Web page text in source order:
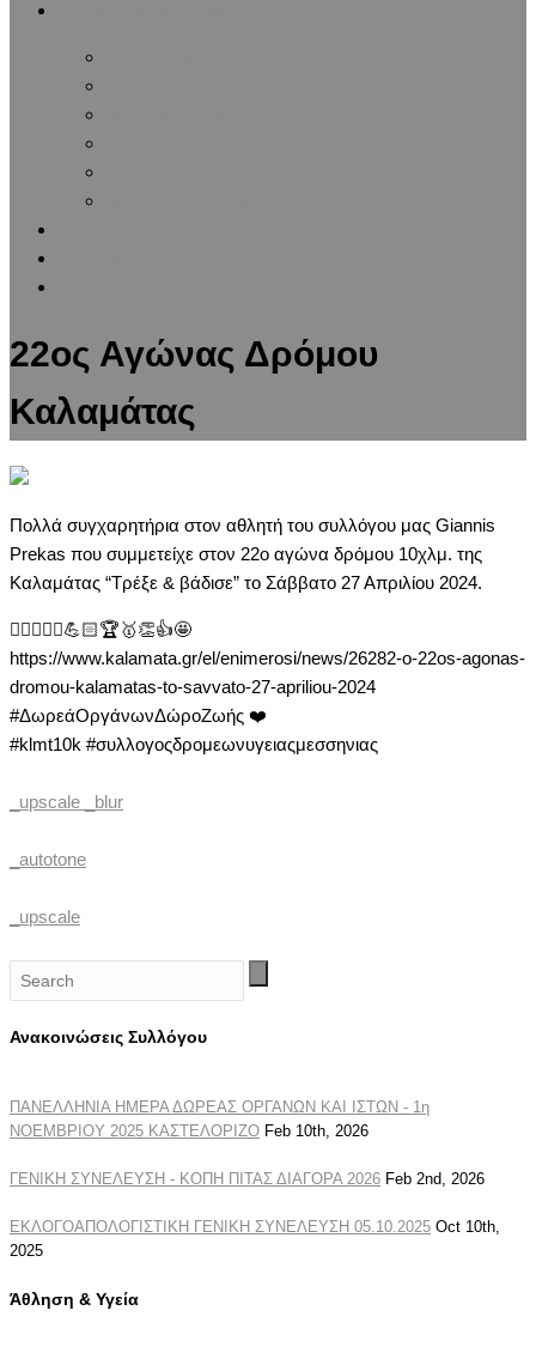
22ος Αγώνας Δρόμου
Καλαμάτας
Πολλά συγχαρητήρια στον αθλητή του συλλόγου μας Giannis
Prekas που συμμετείχε στον 22ο αγώνα δρόμου 10χλμ. της
Καλαμάτας “Τρέξε & βάδισε” το Σάββατο 27 Απριλίου 2024.
🏃🏼‍♂️🏃‍♀️💪🏻🏆🥇👏👍🤩
https://www.kalamata.gr/el/enimerosi/news/26282-o-22os-agonas-
dromou-kalamatas-to-savvato-27-apriliou-2024
#ΔωρεάΟργάνωνΔώροΖωής ❤️
#klmt10k #συλλογοςδρομεωνυγειαςμεσσηνιας
_upscale _blur
_autotone
_upscale
Ανακοινώσεις Συλλόγου
ΠΑΝΕΛΛΗΝΙΑ ΗΜΕΡΑ ΔΩΡΕΑΣ ΟΡΓΑΝΩΝ ΚΑΙ ΙΣΤΩΝ - 1η
ΝΟΕΜΒΡΙΟΥ 2025 ΚΑΣΤΕΛΟΡΙΖΟ Feb 10th, 2026
ΓΕΝΙΚΗ ΣΥΝΕΛΕΥΣΗ - ΚΟΠΗ ΠΙΤΑΣ ΔΙΑΓΟΡΑ 2026 Feb 2nd, 2026
ΕΚΛΟΓΟΑΠΟΛΟΓΙΣΤΙΚΗ ΓΕΝΙΚΗ ΣΥΝΕΛΕΥΣΗ 05.10.2025 Oct 10th,
2025
Άθληση & Υγεία